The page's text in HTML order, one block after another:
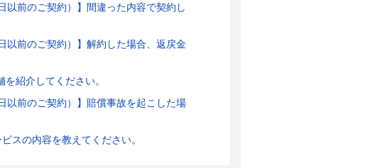
以前のご契約）】間違った内容で契約し
以前のご契約）】解約した場合、返戻金
紹介してください。
以前のご契約）】賠償事故を起こした場
スの内容を教えてください。